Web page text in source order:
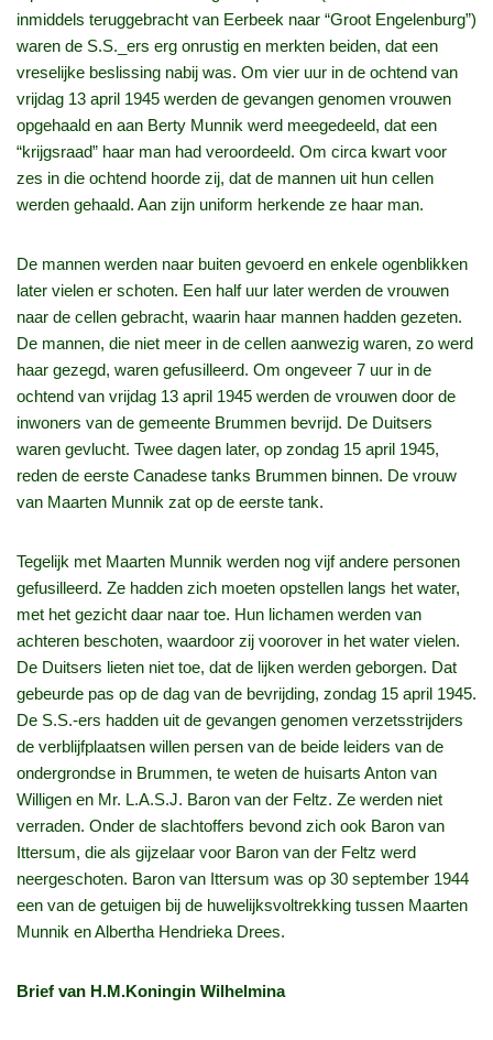
inmiddels teruggebracht van Eerbeek naar “Groot Engelenburg”)
waren de S.S._ers erg onrustig en merkten beiden, dat een
vreselijke beslissing nabij was. Om vier uur in de ochtend van
vrijdag 13 april 1945 werden de gevangen genomen vrouwen
opgehaald en aan Berty Munnik werd meegedeeld, dat een
“krijgsraad” haar man had veroordeeld. Om circa kwart voor
zes in die ochtend hoorde zij, dat de mannen uit hun cellen
werden gehaald. Aan zijn uniform herkende ze haar man.
De mannen werden naar buiten gevoerd en enkele ogenblikken
later vielen er schoten. Een half uur later werden de vrouwen
naar de cellen gebracht, waarin haar mannen hadden gezeten.
De mannen, die niet meer in de cellen aanwezig waren, zo werd
haar gezegd, waren gefusilleerd. Om ongeveer 7 uur in de
ochtend van vrijdag 13 april 1945 werden de vrouwen door de
inwoners van de gemeente Brummen bevrijd. De Duitsers
waren gevlucht. Twee dagen later, op zondag 15 april 1945,
reden de eerste Canadese tanks Brummen binnen. De vrouw
van Maarten Munnik zat op de eerste tank.
Tegelijk met Maarten Munnik werden nog vijf andere personen
gefusilleerd. Ze hadden zich moeten opstellen langs het water,
met het gezicht daar naar toe. Hun lichamen werden van
achteren beschoten, waardoor zij voorover in het water vielen.
De Duitsers lieten niet toe, dat de lijken werden geborgen. Dat
gebeurde pas op de dag van de bevrijding, zondag 15 april 1945.
De S.S.-ers hadden uit de gevangen genomen verzetsstrijders
de verblijfplaatsen willen persen van de beide leiders van de
ondergrondse in Brummen, te weten de huisarts Anton van
Willigen en Mr. L.A.S.J. Baron van der Feltz. Ze werden niet
verraden. Onder de slachtoffers bevond zich ook Baron van
Ittersum, die als gijzelaar voor Baron van der Feltz werd
neergeschoten. Baron van Ittersum was op 30 september 1944
een van de getuigen bij de huwelijksvoltrekking tussen Maarten
Munnik en Albertha Hendrieka Drees.
Brief van H.M.Koningin Wilhelmina